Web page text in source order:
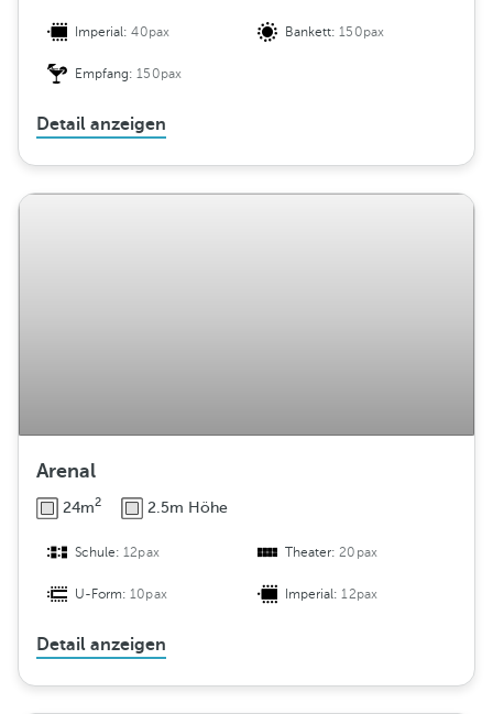
Imperial:40pax Bankett:150pax
Empfang:150pax
Detail anzeigen
Arenal
24m2 2.5m Höhe
Schule:12pax Theater:20pax
U-Form:10pax Imperial:12pax
Detail anzeigen